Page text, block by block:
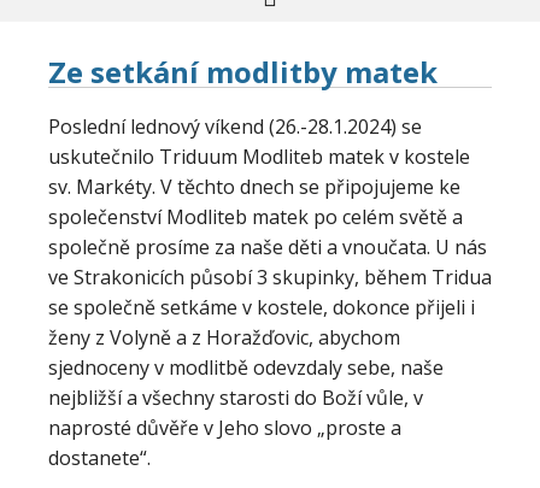
Ze setkání modlitby matek
Poslední lednový víkend (26.-28.1.2024) se
uskutečnilo Triduum Modliteb matek v kostele
sv. Markéty. V těchto dnech se připojujeme ke
společenství Modliteb matek po celém světě a
společně prosíme za naše děti a vnoučata. U nás
ve Strakonicích působí 3 skupinky, během Tridua
se společně setkáme v kostele, dokonce přijeli i
ženy z Volyně a z Horažďovic, abychom
sjednoceny v modlitbě odevzdaly sebe, naše
nejbližší a všechny starosti do Boží vůle, v
naprosté důvěře v Jeho slovo „proste a
dostanete“.